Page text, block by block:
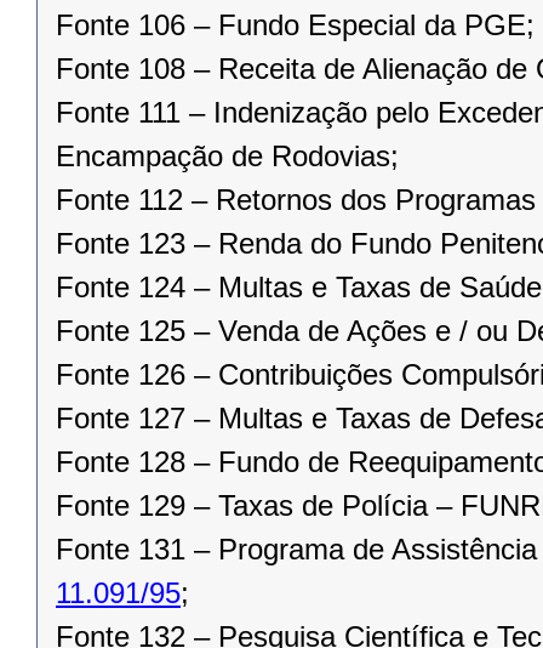
Fonte 106 – Fundo Especial da PGE;
Fonte 108 – Receita de Alienação de
Fonte 111 – Indenização pelo
Encampação de Rodovias;
Fonte 112 – Retornos dos
Fonte 123 – Renda do Fundo
Fonte 124 – Multas e Taxas de
Fonte 125 – Venda de Ações e / ou
Fonte 126 – Contribuições
Fonte 127 – Multas e Taxas de
Fonte 128 – Fundo de
Fonte 129 – Taxas de Polícia –
Fonte 131 – Programa de
11.091/95;
Fonte 132 – Pesquisa Científica e